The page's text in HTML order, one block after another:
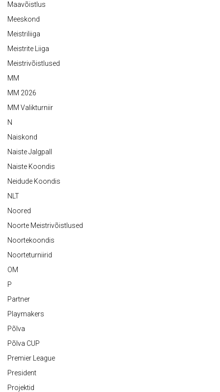
Maavõistlus
Meeskond
Meistriliiga
Meistrite Liiga
Meistrivõistlused
MM
MM 2026
MM Valikturniir
N
Naiskond
Naiste Jalgpall
Naiste Koondis
Neidude Koondis
NLT
Noored
Noorte Meistrivõistlused
Noortekoondis
Noorteturniirid
OM
P
Partner
Playmakers
Põlva
Põlva CUP
Premier League
President
Projektid